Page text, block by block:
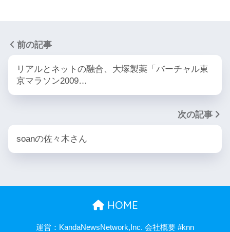
前の記事
リアルとネットの融合、大塚製薬「バーチャル東
京マラソン2009…
次の記事
soanの佐々木さん
HOME
運営：KandaNewsNetwork,Inc. 会社概要 #knn